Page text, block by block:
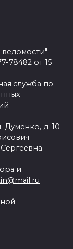
78482 от 15
служба по
Думенко, д. 10
и